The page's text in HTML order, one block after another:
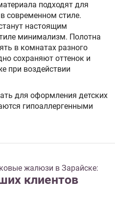
подходят для
современном стиле.
настоящим
минимализм. Полотна
в комнатах разного
сохраняют оттенок и
при воздействии
для оформления детских
гипоаллергенными
жалюзи в Зарайске:
клиентов